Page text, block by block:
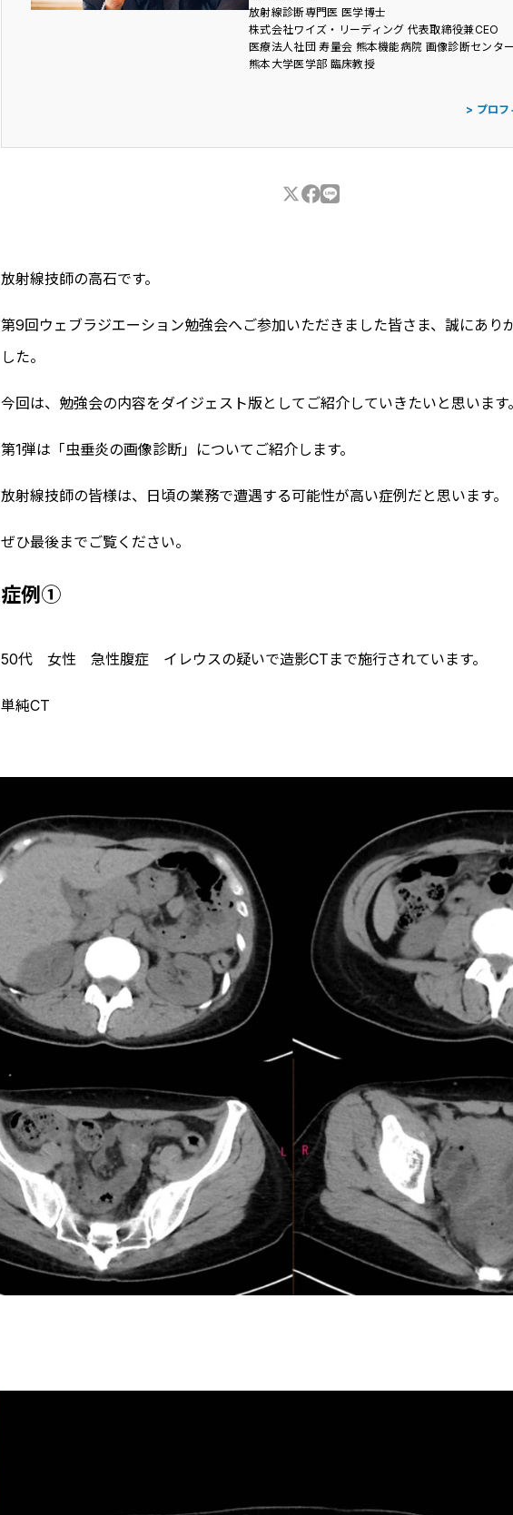
放射線診断専門医 医学博士
株式会社ワイズ・リーディング 代表取締役兼CEO
医療法人社団 寿量会 熊本機能病院 画像診断センタ
熊本大学医学部 臨床教授
> プロフ
放射線技師の高石です。
第9回ウェブラジエーション勉強会へご参加いただきました皆さま、誠にあり
した。
今回は、勉強会の内容をダイジェスト版としてご紹介していきたいと思います。
第1弾は「虫垂炎の画像診断」についてご紹介します。
放射線技師の皆様は、日頃の業務で遭遇する可能性が高い症例だと思います。
ぜひ最後までご覧ください。
症例①
50代 女性 急性腹症 イレウスの疑いで造影CTまで施行されています。
単純CT